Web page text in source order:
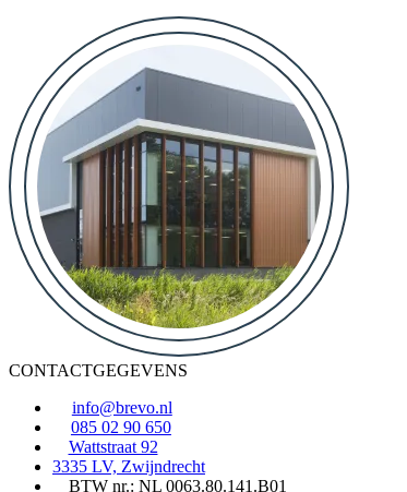
CONTACTGEGEVENS
info@brevo.nl
085 02 90 650
Wattstraat 92
3335 LV, Zwijndrecht
BTW nr.: NL 0063.80.141.B01